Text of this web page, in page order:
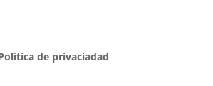
de privaciadad